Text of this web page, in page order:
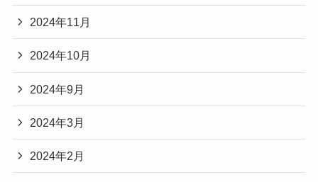
2024年11月
2024年10月
2024年9月
2024年3月
2024年2月